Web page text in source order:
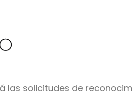
las solicitudes de